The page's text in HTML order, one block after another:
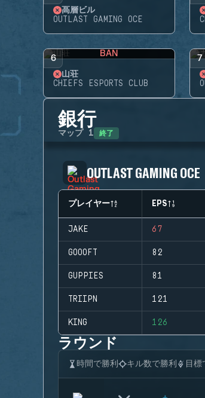
高層ビル
OUTLAST GAMING OCE
6 BAN
山荘
CHIEFS ESPORTS CLUB
7
銀行
マップ 1 終了
OUTLAST GAMING OCE
プレイヤー EPS
JAKE 67
GOOOFT 82
GUPPIES 81
TRIIPN 121
KING 126
ラウンド
時間で勝利 キル数で勝利 目標